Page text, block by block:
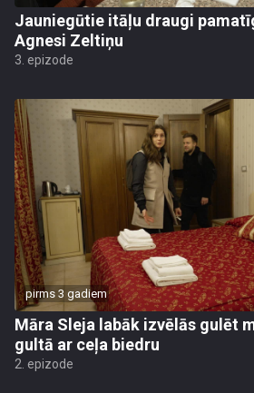
Jauniegūtie itāļu draugi
Agnesi Zeltiņu
3. epizode
pirms 3 gadiem
Māra Sleja labāk izvēlās gulēt
gultā ar ceļa biedru
2. epizode